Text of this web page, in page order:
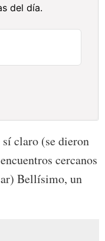
del día.
sí claro (se dieron
cercanos
Bellísimo, un